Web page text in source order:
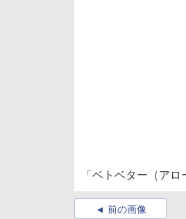
「ベトベター（アロ
前の画像